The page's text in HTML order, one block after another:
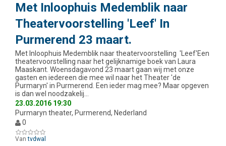
Met Inloophuis Medemblik naar
Theatervoorstelling 'Leef' In
Purmerend 23 maart.
Met Inloophuis Medemblik naar theatervoorstelling 'Leef'Een
theatervoorstelling naar het gelijknamige boek van Laura
Maaskant. Woensdagavond 23 maart gaan wij met onze
gasten en iedereen die mee wil naar het Theater 'de
Purmaryn' in Purmerend. Een ieder mag mee? Maar opgeven
is dan wel noodzakelij…
23.03.2016 19:30
Purmaryn theater, Purmerend, Nederland
0
Vantvdwal